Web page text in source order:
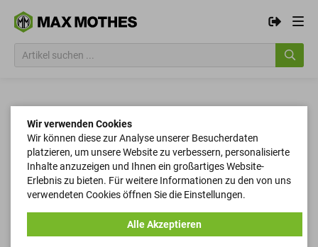
Wir verwenden Cookies
Wir können diese zur Analyse unserer Besucherdaten
platzieren, um unsere Website zu verbessern, personalisierte
Inhalte anzuzeigen und Ihnen ein großartiges Website-
Erlebnis zu bieten. Für weitere Informationen zu den von uns
verwendeten Cookies öffnen Sie die Einstellungen.
Alle Akzeptieren